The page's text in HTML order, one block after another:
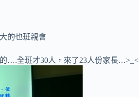
的也班親會
….全班才30人，來了23人份家長…>_<